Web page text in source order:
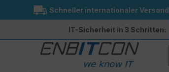
Zur Hauptnavigation springen
Schneller internationaler Versand
IT-Sicherheit in 3 Schritten: